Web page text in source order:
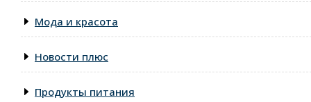
Мода и красота
Новости плюс
Продукты питания